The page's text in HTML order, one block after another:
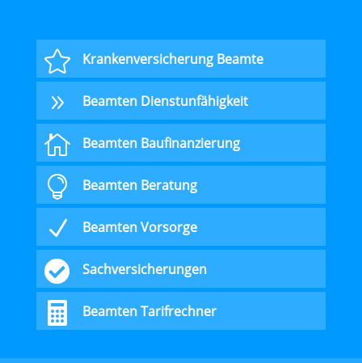
 Krankenversicherung Beamte
9 Beamten Dienstunfähigkeit
 Beamten Baufinanzierung
 Beamten Beratung
N Beamten Vorsorge
 Sachversicherungen
 Beamten Tarifrechner